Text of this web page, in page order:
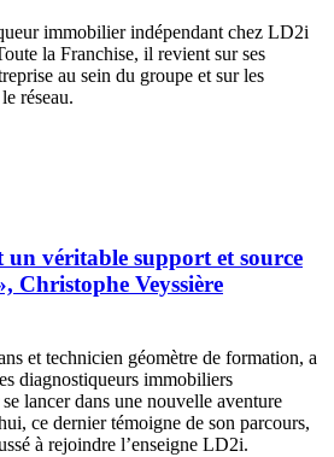
immobilier indépendant chez LD2i
la Franchise, il revient sur ses
au sein du groupe et sur les
réseau.
un véritable support et source
Christophe Veyssière
et technicien géomètre de formation, a
diagnostiqueurs immobiliers
lancer dans une nouvelle aventure
ce dernier témoigne de son parcours,
à rejoindre l’enseigne LD2i.